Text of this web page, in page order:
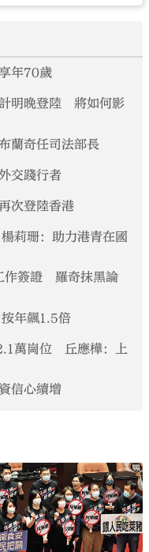
年70歲
計明晚登陸 將如何影
蘭奇任司法部長
交踐行者
次登陸香港
莉珊：助力港青在國
作簽證 羅奇抹黑論
年飆1.5倍
萬崗位 丘應樺：上
信心續增